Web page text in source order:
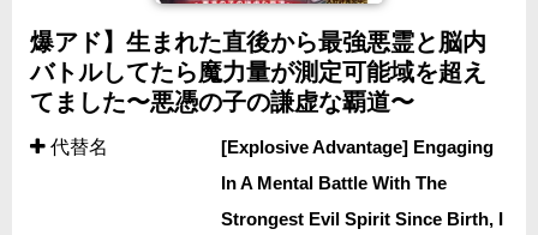
爆アド】生まれた直後から最強悪霊と脳内
バトルしてたら魔力量が測定可能域を超え
てました〜悪憑の子の謙虚な覇道〜
代替名
[Explosive Advantage] Engaging
In A Mental Battle With The
Strongest Evil Spirit Since Birth, I